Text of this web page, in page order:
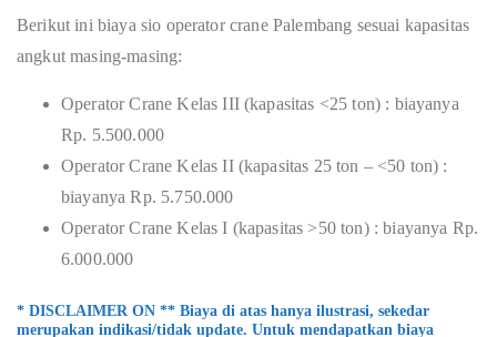
Berikut ini biaya sio operator crane Palembang sesuai kapasitas
angkut masing-masing:
Operator Crane Kelas III (kapasitas <25 ton) : biayanya
Rp. 5.500.000
Operator Crane Kelas II (kapasitas 25 ton – <50 ton) :
biayanya Rp. 5.750.000
Operator Crane Kelas I (kapasitas >50 ton) : biayanya Rp.
6.000.000
* DISCLAIMER ON ** Biaya di atas hanya ilustrasi, sekedar
merupakan indikasi/tidak update. Untuk mendapatkan biaya